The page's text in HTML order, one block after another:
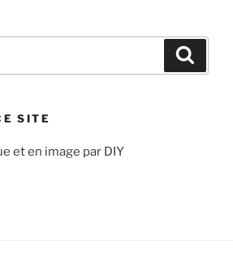
SITE
et en image par DIY